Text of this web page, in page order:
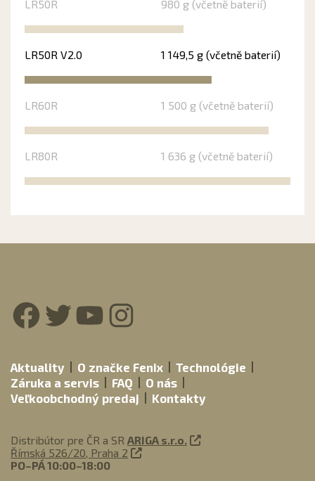
LR50R 980 g (včetně baterií)
LR50R V2.0 1 149,5 g (včetně baterií)
LR60R 1 500 g (včetně baterií)
LR80R 1 636 g (včetně baterií)
Facebook
Twitter
YouTube
Aktuality O značke Fenix
Technológie
Záruka a servis
FAQ
O nás
Veľkoobchodný predaj
Kontakty
Distribútor pre ČR a SR ARIGA s.r.o.
Římská 526/20, Praha 2
PO–PÁ 10:00–18:00